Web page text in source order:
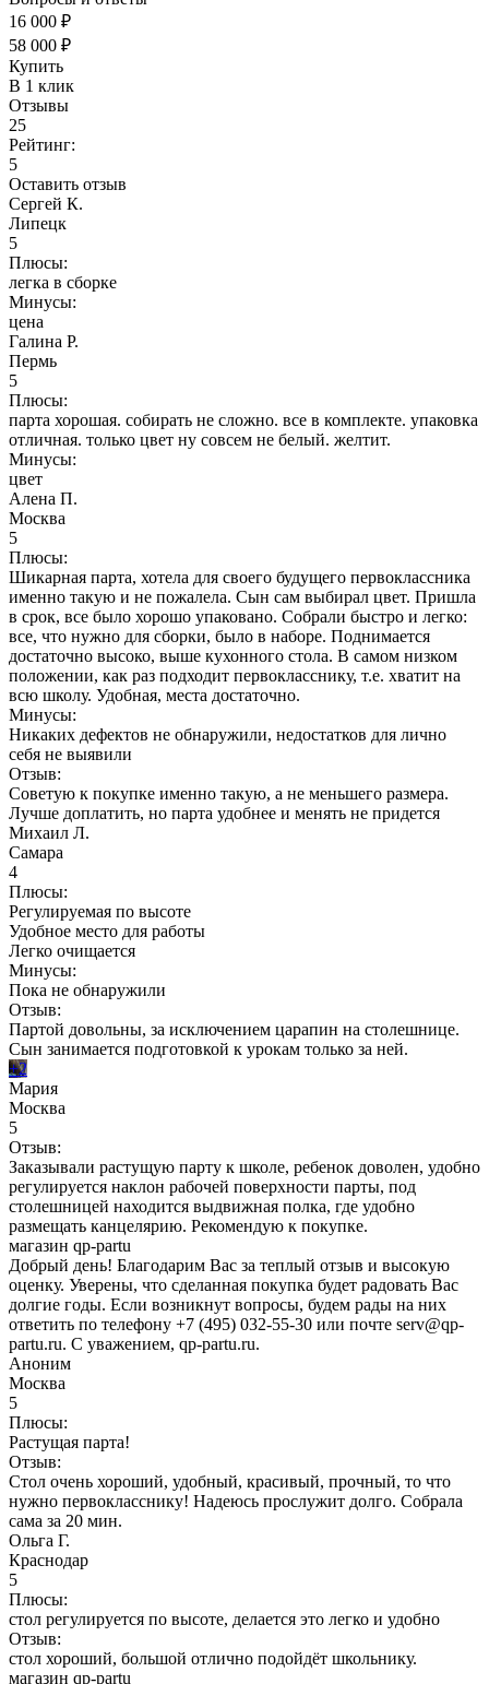
16 000 ₽
58 000 ₽
Купить
В 1 клик
Отзывы
25
Рейтинг:
5
Оставить отзыв
Сергей К.
Липецк
5
Плюсы:
легка в сборке
Минусы:
цена
Галина Р.
Пермь
5
Плюсы:
парта хорошая. собирать не сложно. все в комплекте. упаковка
отличная. только цвет ну совсем не белый. желтит.
Минусы:
цвет
Алена П.
Москва
5
Плюсы:
Шикарная парта, хотела для своего будущего первоклассника
именно такую и не пожалела. Сын сам выбирал цвет. Пришла
в срок, все было хорошо упаковано. Собрали быстро и легко:
все, что нужно для сборки, было в наборе. Поднимается
достаточно высоко, выше кухонного стола. В самом низком
положении, как раз подходит первокласснику, т.е. хватит на
всю школу. Удобная, места достаточно.
Минусы:
Никаких дефектов не обнаружили, недостатков для лично
себя не выявили
Отзыв:
Советую к покупке именно такую, а не меньшего размера.
Лучше доплатить, но парта удобнее и менять не придется
Михаил Л.
Самара
4
Плюсы:
Регулируемая по высоте
Удобное место для работы
Легко очищается
Минусы:
Пока не обнаружили
Отзыв:
Партой довольны, за исключением царапин на столешнице.
Сын занимается подготовкой к урокам только за ней.
+2
Мария
Москва
5
Отзыв:
Заказывали растущую парту к школе, ребенок доволен, удобно
регулируется наклон рабочей поверхности парты, под
столешницей находится выдвижная полка, где удобно
размещать канцелярию. Рекомендую к покупке.
магазин qp-partu
Добрый день! Благодарим Вас за теплый отзыв и высокую
оценку. Уверены, что сделанная покупка будет радовать Вас
долгие годы. Если возникнут вопросы, будем рады на них
ответить по телефону +7 (495) 032-55-30 или почте serv@qp-
partu.ru. С уважением, qp-partu.ru.
Аноним
Москва
5
Плюсы:
Растущая парта!
Отзыв:
Стол очень хороший, удобный, красивый, прочный, то что
нужно первокласснику! Надеюсь прослужит долго. Собрала
сама за 20 мин.
Ольга Г.
Краснодар
5
Плюсы:
стол регулируется по высоте, делается это легко и удобно
Отзыв:
стол хороший, большой отлично подойдёт школьнику.
магазин qp-partu